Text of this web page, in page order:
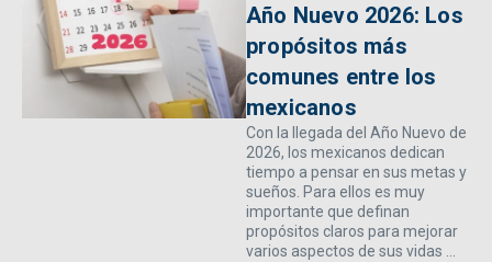
Año Nuevo 2026: Los
propósitos más
comunes entre los
mexicanos
Con la llegada del Año Nuevo de
2026, los mexicanos dedican
tiempo a pensar en sus metas y
sueños. Para ellos es muy
importante que definan
propósitos claros para mejorar
varios aspectos de sus vidas ...